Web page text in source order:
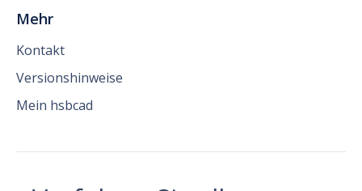
Mehr
Kontakt
Versionshinweise
Mein hsbcad